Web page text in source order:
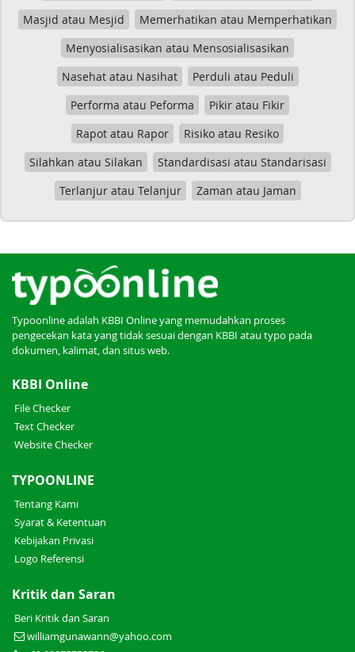
Masjid atau Mesjid
Memerhatikan atau Memperhatikan
Menyosialisasikan atau Mensosialisasikan
Nasehat atau Nasihat
Perduli atau Peduli
Performa atau Peforma
Pikir atau Fikir
Rapot atau Rapor
Risiko atau Resiko
Silahkan atau Silakan
Standardisasi atau Standarisasi
Terlanjur atau Telanjur
Zaman atau Jaman
Typoonline adalah KBBI Online yang memudahkan proses
pengecekan kata yang tidak sesuai dengan KBBI atau typo pada
dokumen, kalimat, dan situs web.
KBBI Online
File Checker
Text Checker
Website Checker
TYPOONLINE
Tentang Kami
Syarat & Ketentuan
Kebijakan Privasi
Logo Referensi
Kritik dan Saran
Beri Kritik dan Saran
williamgunawann@yahoo.com